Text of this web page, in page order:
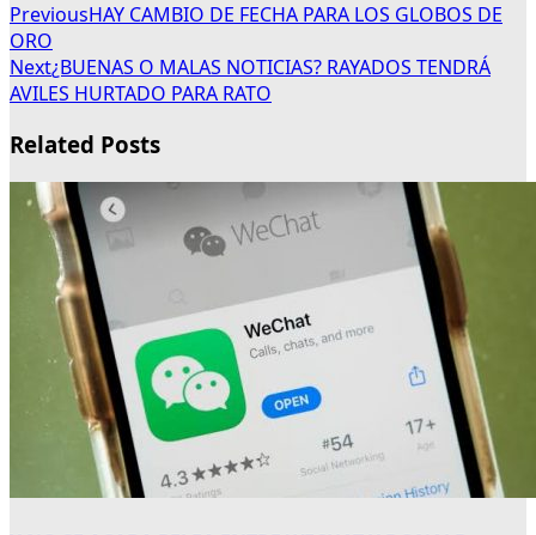
PreviousHAY CAMBIO DE FECHA PARA LOS GLOBOS DE
ORO
Next¿BUENAS O MALAS NOTICIAS? RAYADOS TENDRÁ
AVILES HURTADO PARA RATO
Related Posts